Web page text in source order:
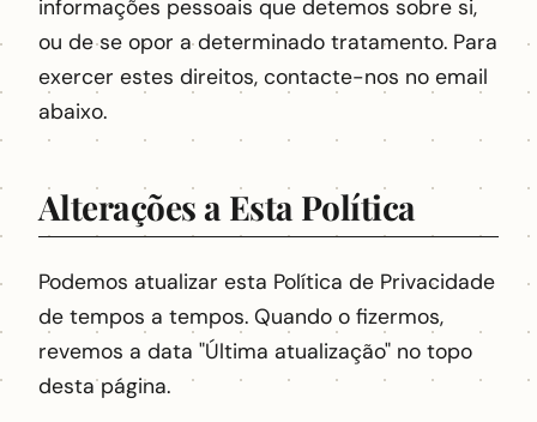
informações pessoais que detemos sobre si,
ou de se opor a determinado tratamento. Para
exercer estes direitos, contacte-nos no email
abaixo.
Alterações a Esta Política
Podemos atualizar esta Política de Privacidade
de tempos a tempos. Quando o fizermos,
revemos a data "Última atualização" no topo
desta página.